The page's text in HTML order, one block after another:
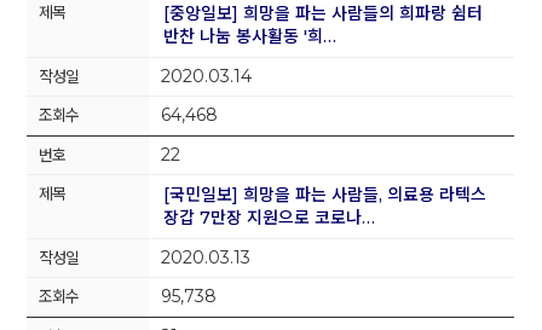
[중앙일보] 희망을 파는 사람들의 희파랑 쉼터
반찬 나눔 봉사활동 '희…
2020.03.14
64,468
22
[국민일보] 희망을 파는 사람들, 의료용 라텍스
장갑 7만장 지원으로 코로나…
2020.03.13
95,738